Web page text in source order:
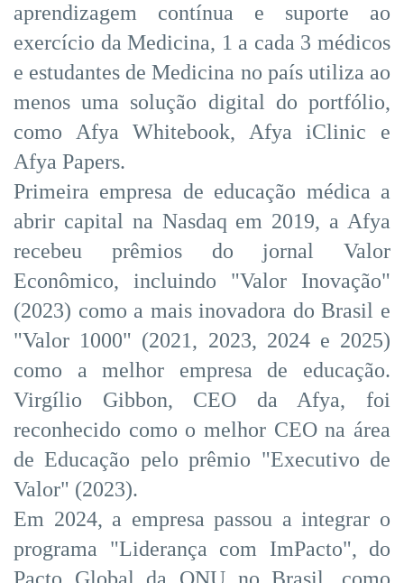
aprendizagem contínua e suporte ao
exercício da Medicina, 1 a cada 3 médicos
e estudantes de Medicina no país utiliza ao
menos uma solução digital do portfólio,
como Afya Whitebook, Afya iClinic e
Afya Papers.
Primeira empresa de educação médica a
abrir capital na Nasdaq em 2019, a Afya
recebeu prêmios do jornal Valor
Econômico, incluindo "Valor Inovação"
(2023) como a mais inovadora do Brasil e
"Valor 1000" (2021, 2023, 2024 e 2025)
como a melhor empresa de educação.
Virgílio Gibbon, CEO da Afya, foi
reconhecido como o melhor CEO na área
de Educação pelo prêmio "Executivo de
Valor" (2023).
Em 2024, a empresa passou a integrar o
programa "Liderança com ImPacto", do